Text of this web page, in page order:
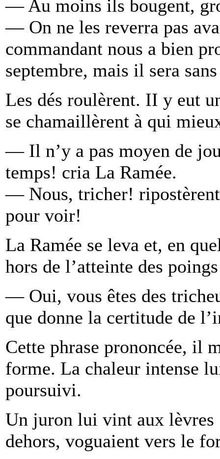
— Au moins ils bougent,
— On ne les reverra pas
commandant nous a bien
septembre, mais il sera
Les dés roulèrent. II y eut
se chamaillèrent à qui
— Il n’y a pas moyen de
temps! cria La Ramée.
— Nous, tricher! ripostèrent
pour voir!
La Ramée se leva et, en
hors de l’atteinte des
— Oui, vous êtes des
que donne la certitude de
Cette phrase prononcée, il
forme. La chaleur intense
poursuivi.
Un juron lui vint aux lèvres
dehors, voguaient vers le